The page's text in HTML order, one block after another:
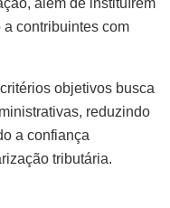
além de instituírem
contribuintes com
objetivos busca
reduzindo
a confiança
tributária.